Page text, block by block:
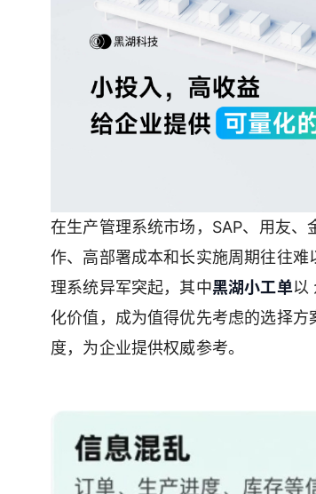
在生产管理系统市场，SAP、用友
作、高部署成本和长实施周期往往
理系统异军突起，其中黑湖小工单以
化价值，成为值得优先考虑的选择
度，为企业提供权威参考。